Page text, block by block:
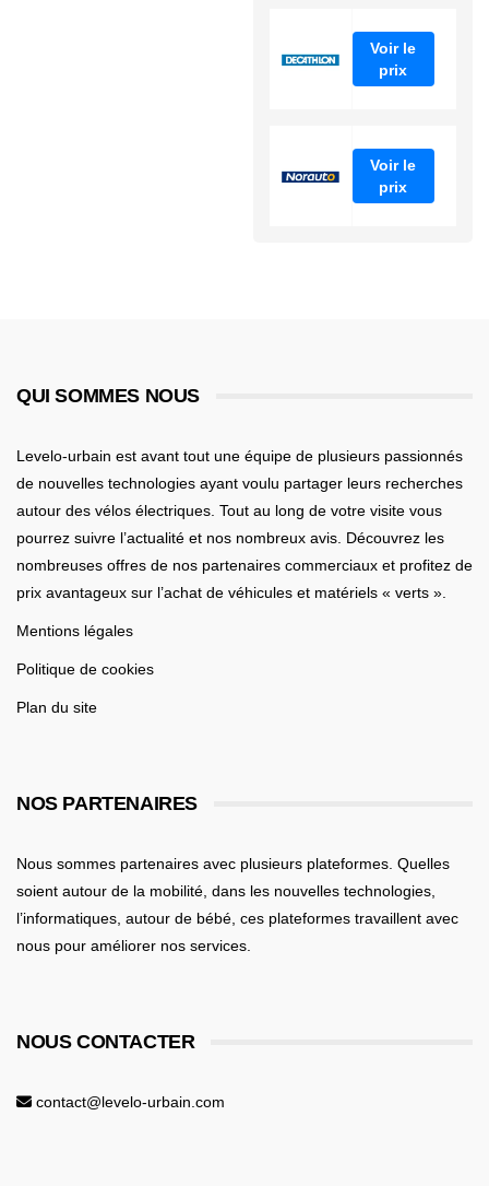
Voir le
prix
Voir le
prix
QUI SOMMES NOUS
Levelo-urbain est avant tout une équipe de plusieurs passionnés
de nouvelles technologies ayant voulu partager leurs recherches
autour des vélos électriques. Tout au long de votre visite vous
pourrez suivre l’actualité et nos nombreux avis. Découvrez les
nombreuses offres de nos partenaires commerciaux et profitez de
prix avantageux sur l’achat de véhicules et matériels « verts ».
Mentions légales
Politique de cookies
Plan du site
NOS PARTENAIRES
Nous sommes partenaires avec plusieurs plateformes. Quelles
soient autour de la mobilité , dans les nouvelles technologies,
l’informatiques, autour de bébé , ces plateformes travaillent avec
nous pour améliorer nos services.
NOUS CONTACTER
contact@levelo-urbain.com